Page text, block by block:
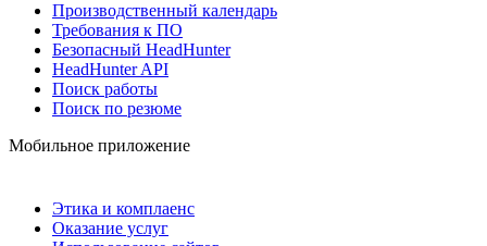
Производственный календарь
Требования к ПО
Безопасный HeadHunter
HeadHunter API
Поиск работы
Поиск по резюме
Мобильное приложение
Этика и комплаенс
Оказание услуг